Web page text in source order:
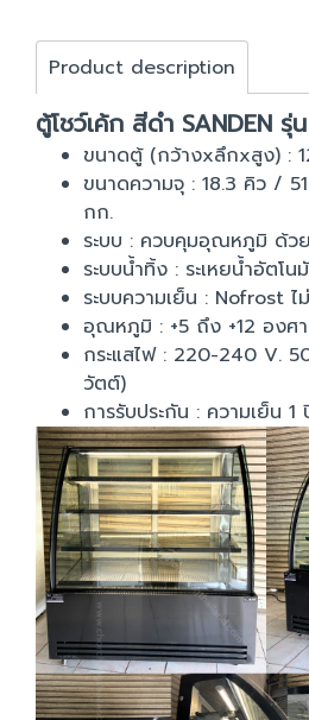
Product description
ตู้โชว์เค้ก สีดำ SANDEN รุ่
ขนาดตู้ (กว้างxลึกxสูง) :
ขนาดความจุ : 18.3 คิว /
กก.
ระบบ : ควบคุมอุณหภูมิ ด้
ระบบน้ำทิ้ง : ระเหยน้ำอัตโ
ระบบความเย็น : Nofrost ไ
อุณหภูมิ : +5 ถึง +12 องศา
กระแสไฟ : 220-240 V.
วัตต์)
การรับประกัน : ความเย็น 1